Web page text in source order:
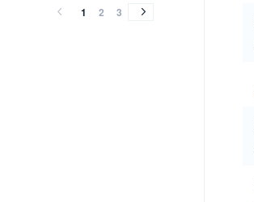
1 2 3